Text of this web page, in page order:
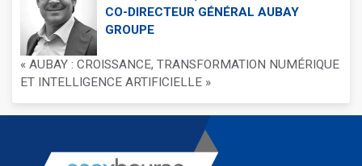
CO-DIRECTEUR GÉNÉRAL AUBAY
GROUPE
« AUBAY : CROISSANCE, TRANSFORMATION NUMÉRIQUE
ET INTELLIGENCE ARTIFICIELLE »